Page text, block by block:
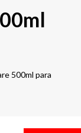
500ml para